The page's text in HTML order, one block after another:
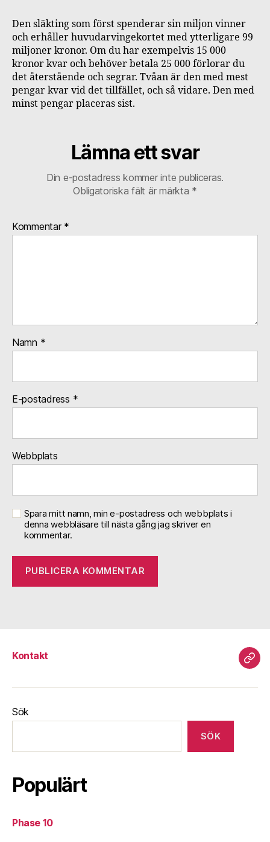
Den släkting som först spenderar sin miljon vinner
och erhåller huvudarvingekortet med ytterligare 99
miljoner kronor. Om du har exempelvis 15 000
kronor kvar och behöver betala 25 000 förlorar du
det återstående och segrar. Tvåan är den med mest
pengar kvar vid det tillfället, och så vidare. Den med
minst pengar placeras sist.
Lämna ett svar
Din e-postadress kommer inte publiceras.
Obligatoriska fält är märkta *
Kommentar *
Namn *
E-postadress *
Webbplats
Spara mitt namn, min e-postadress och webbplats i
denna webbläsare till nästa gång jag skriver en
kommentar.
Kontakt
Sök
SÖK
Populärt
Phase 10